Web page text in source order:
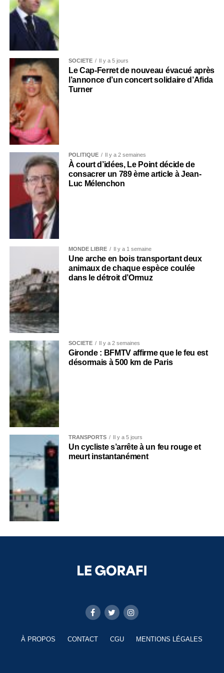
SOCIÉTÉ Il y a 5 jours
Le Cap-Ferret de nouveau évacué après
l’annonce d’un concert solidaire d’Afida
Turner
POLITIQUE Il y a 2 semaines
À court d’idées, Le Point décide de
consacrer un 789 ème article à Jean-
Luc Mélenchon
MONDE LIBRE Il y a 1 semaine
Une arche en bois transportant deux
animaux de chaque espèce coulée
dans le détroit d’Ormuz
SOCIÉTÉ Il y a 2 semaines
Gironde : BFMTV affirme que le feu est
désormais à 500 km de Paris
TRANSPORTS Il y a 5 jours
Un cycliste s’arrête à un feu rouge et
meurt instantanément
À PROPOS CONTACT CGU MENTIONS LÉGALES